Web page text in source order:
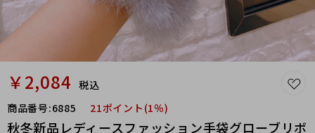
￥2,084 税込
商品番号:6885 21ポイント(1％)
秋冬新品レディースファッション手袋グローブリボ